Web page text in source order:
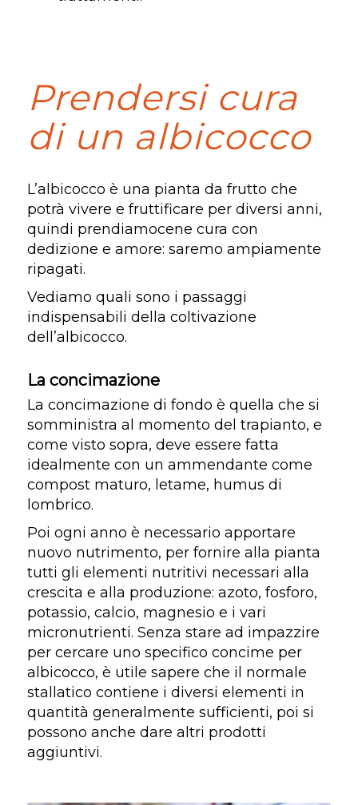
Prendersi cura
di un albicocco
L’albicocco è una pianta da frutto che
potrà vivere e fruttificare per diversi anni,
quindi prendiamocene cura con
dedizione e amore: saremo ampiamente
ripagati.
Vediamo quali sono i passaggi
indispensabili della coltivazione
dell’albicocco.
La concimazione
La concimazione di fondo è quella che si
somministra al momento del trapianto, e
come visto sopra, deve essere fatta
idealmente con un ammendante come
compost maturo, letame, humus di
lombrico.
Poi ogni anno è necessario apportare
nuovo nutrimento, per fornire alla pianta
tutti gli elementi nutritivi necessari alla
crescita e alla produzione: azoto, fosforo,
potassio, calcio, magnesio e i vari
micronutrienti. Senza stare ad impazzire
per cercare uno specifico concime per
albicocco, è utile sapere che il normale
stallatico contiene i diversi elementi in
quantità generalmente sufficienti, poi si
possono anche dare altri prodotti
aggiuntivi.